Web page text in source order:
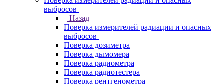
выбросов
Назад
Поверка измерителей радиации и опасных
выбросов
Поверка дозиметра
Поверка дымомера
Поверка радиометра
Поверка радиотестера
Поверка рентгенометра